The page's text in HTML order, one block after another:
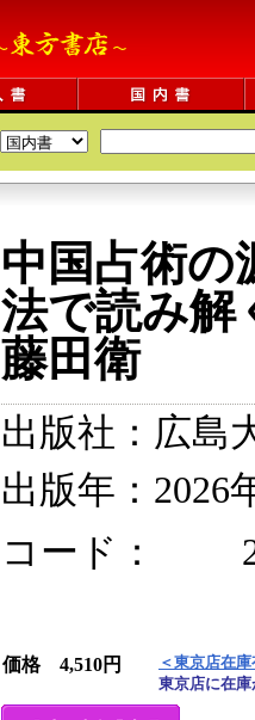
中国占術
法で読み解
藤田衛
出版社：広島
出版年：2026
コード：
価格 4,510円
＜東京店在
東京店に在